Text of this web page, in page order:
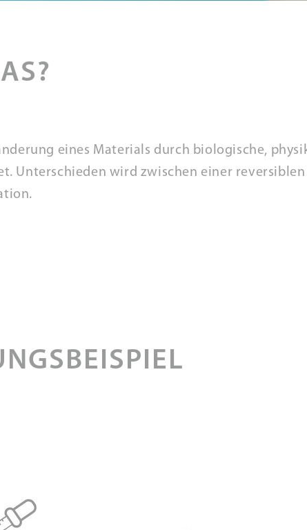
eines Materials durch biologische,
Unterschieden wird zwischen einer